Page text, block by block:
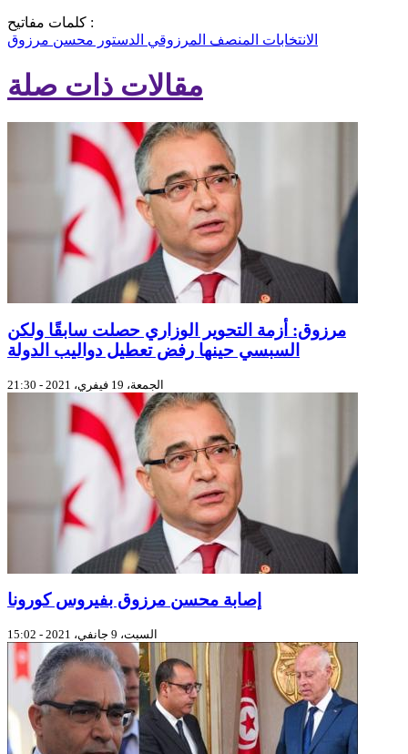
كلمات مفاتيح :
الانتخابات المنصف المرزوقي الدستور محسن مرزوق
مقالات ذات صلة
مرزوق: أزمة التحوير الوزاري حصلت سابقًا ولكن
السبسي حينها رفض تعطيل دواليب الدولة
الجمعة، 19 فيفري، 2021 - 21:30
إصابة محسن مرزوق بفيروس كورونا
السبت، 9 جانفي، 2021 - 15:02